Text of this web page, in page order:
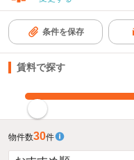
条件を保存
賃料で探す
物件数30件